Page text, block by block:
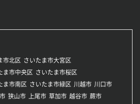
市北区
さいたま市大宮区
ま市中央区
さいたま市桜区
ま市南区 さいたま市緑区 川越市 川口市
狭山市 上尾市 草加市 越谷市 蕨市